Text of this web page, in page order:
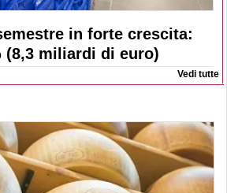
in forte crescita:
(8,3 miliardi di euro)
Vedi tutte